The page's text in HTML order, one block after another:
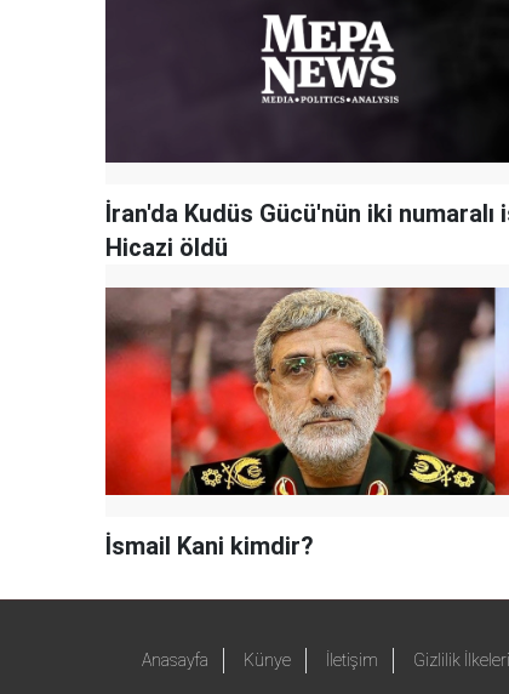
İran'da Kudüs Gücü'nün iki numaralı
Hicazi öldü
İsmail Kani kimdir?
Anasayfa Künye İletişim Gizlilik İlkeleri